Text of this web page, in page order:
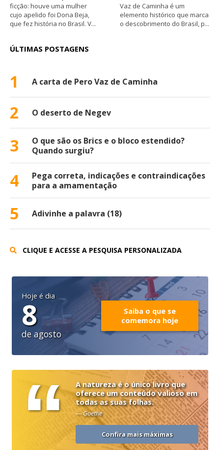
ficção: houve uma mulher
cujo apelido foi Dona Beja,
que fez história no Brasil. V...
Vaz de Caminha é um
elemento histórico que marca
o descobrimento do Brasil, p...
ÚLTIMAS POSTAGENS
1 A carta de Pero Vaz de Caminha
2 O deserto de Negev
3
O que são os Brics e o bloco estendido?
Quando surgiu?
4
Pega correta, indicações e contraindicações
para a amamentação
5 Adivinhe a palavra (18)
CLIQUE E ACESSE A PESQUISA PERSONALIZADA
Hoje é dia
8
de agosto
Saiba o que se
comemora hoje
“
A natureza é o único livro que
oferece um conteúdo valioso em
todas as suas folhas.
— Goethe
Confira mais máximas